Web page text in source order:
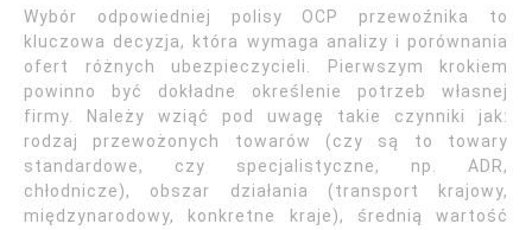
Wybór odpowiedniej polisy OCP przewoźnika to
kluczowa decyzja, która wymaga analizy i porównania
ofert różnych ubezpieczycieli. Pierwszym krokiem
powinno być dokładne określenie potrzeb własnej
firmy. Należy wziąć pod uwagę takie czynniki jak:
rodzaj przewożonych towarów (czy są to towary
standardowe, czy specjalistyczne, np. ADR,
chłodnicze), obszar działania (transport krajowy,
międzynarodowy, konkretne kraje), średnią wartość